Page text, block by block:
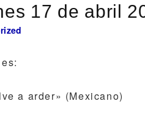
17 de abril
a arder» (Mexicano)